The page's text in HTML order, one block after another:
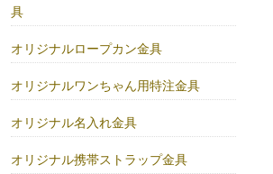
具
オリジナルロープカン金具
オリジナルワンちゃん用特注金具
オリジナル名入れ金具
オリジナル携帯ストラップ金具